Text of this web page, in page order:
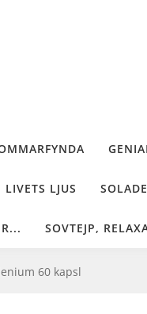
LJUS
SOVTEJP,
60 kapsl